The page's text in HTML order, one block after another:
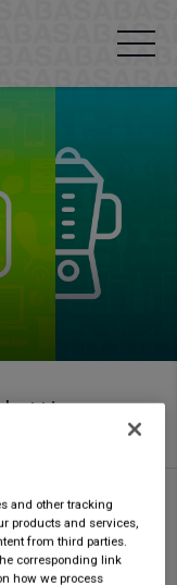
Saba porta
tutti coloro
and other tracking
products and services,
from third parties.
corresponding link
how we process